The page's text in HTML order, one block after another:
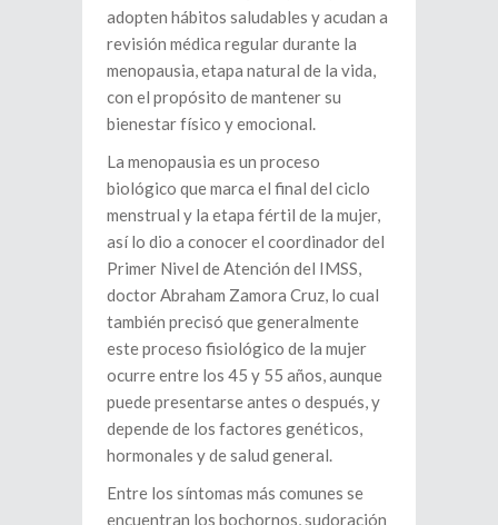
adopten hábitos saludables y acudan a
revisión médica regular durante la
menopausia, etapa natural de la vida,
con el propósito de mantener su
bienestar físico y emocional.
La menopausia es un proceso
biológico que marca el final del ciclo
menstrual y la etapa fértil de la mujer,
así lo dio a conocer el coordinador del
Primer Nivel de Atención del IMSS,
doctor Abraham Zamora Cruz, lo cual
también precisó que generalmente
este proceso fisiológico de la mujer
ocurre entre los 45 y 55 años, aunque
puede presentarse antes o después, y
depende de los factores genéticos,
hormonales y de salud general.
Entre los síntomas más comunes se
encuentran los bochornos, sudoración